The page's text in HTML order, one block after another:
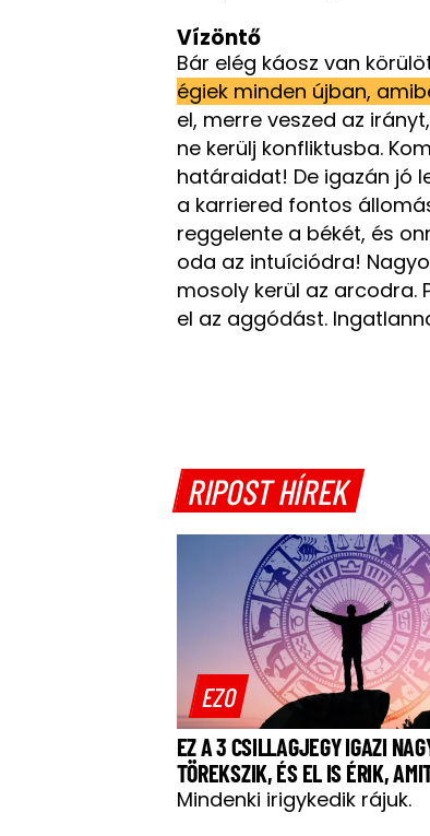
Vízöntő
Bár elég káosz van
égiek minden újban,
el, merre veszed az
ne kerülj konfliktusba.
határaidat! De igazán jó
a karriered fontos
reggelente a békét, és
oda az intuíciódra!
mosoly kerül az arcodra.
el az aggódást.
RIPOST HÍREK
EZO
EZ A 3 CSILLAGJEGY IGAZI
TÖREKSZIK, ÉS EL IS ÉRIK,
Mindenki irigykedik rájuk.